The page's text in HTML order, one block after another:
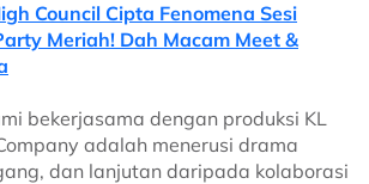
Council Cipta Fenomena Sesi
Meriah! Dah Macam Meet &
bekerjasama dengan produksi KL
adalah menerusi drama
dan lanjutan daripada kolaborasi